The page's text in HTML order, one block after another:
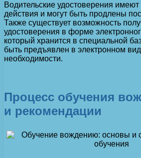
Водительские удостоверения
действия и могут быть продлены
Также существует возможность
удостоверения в форме
который хранится в специальной
быть предъявлен в электронном
необходимости.
Процесс обучения
и рекомендации